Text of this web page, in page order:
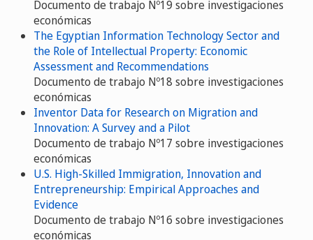
Documento de trabajo Nº19 sobre investigaciones
económicas
The Egyptian Information Technology Sector and
the Role of Intellectual Property: Economic
Assessment and Recommendations
Documento de trabajo Nº18 sobre investigaciones
económicas
Inventor Data for Research on Migration and
Innovation: A Survey and a Pilot
Documento de trabajo Nº17 sobre investigaciones
económicas
U.S. High-Skilled Immigration, Innovation and
Entrepreneurship: Empirical Approaches and
Evidence
Documento de trabajo Nº16 sobre investigaciones
económicas